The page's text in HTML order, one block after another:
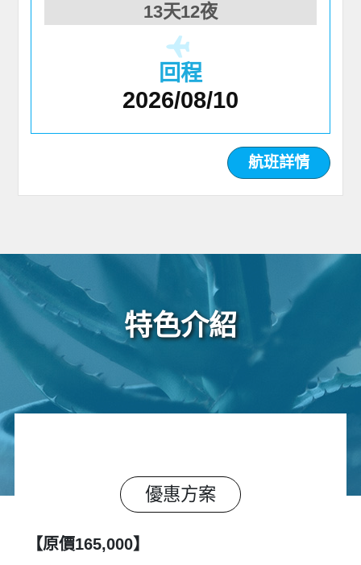
13天12夜
回程
2026/08/10
航班詳情
特色介紹
優惠方案
【原價165,000】